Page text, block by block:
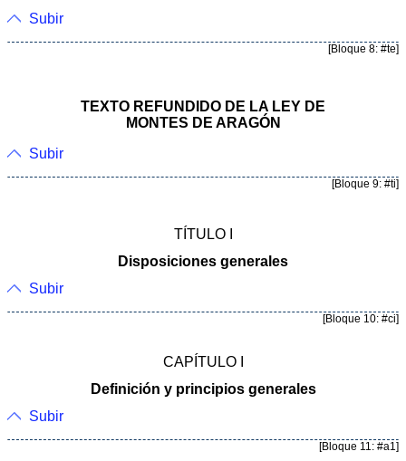
Subir
[Bloque 8: #te]
TEXTO REFUNDIDO DE LA LEY DE
MONTES DE ARAGÓN
Subir
[Bloque 9: #ti]
TÍTULO I
Disposiciones generales
Subir
[Bloque 10: #ci]
CAPÍTULO I
Definición y principios generales
Subir
[Bloque 11: #a1]